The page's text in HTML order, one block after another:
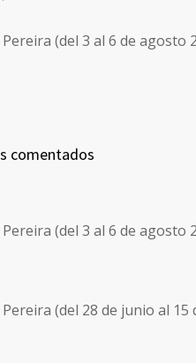
(del 3 al 6 de agosto
de 20 años
Médicas en los 5
y Unión de Cirujanos
comentados
(del 3 al 6 de agosto
(del 28 de junio al 15